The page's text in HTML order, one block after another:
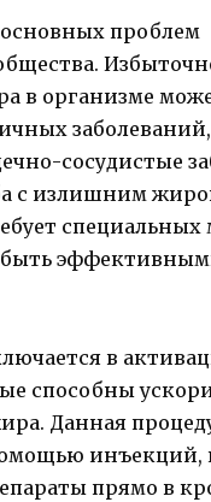
проблем
в организме
сосудистые
с излишним
специальных
в
способны
Данная
инъекций,
прямо в